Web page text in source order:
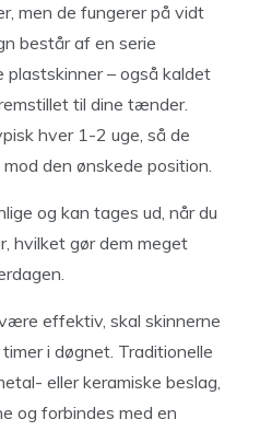
men de fungerer på vidt
består af en serie
– også kaldet
til dine tænder.
hver 1-2 uge, så de
den ønskede position.
og kan tages ud, når du
hvilket gør dem meget
effektiv, skal skinnerne
i døgnet. Traditionelle
eller keramiske beslag,
og forbindes med en